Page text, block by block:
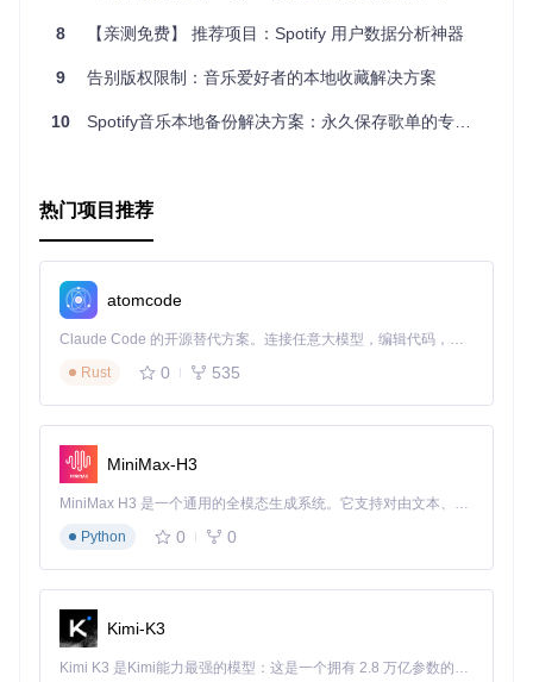
8 【亲测免费】 推荐项目：Spotify 用户数据分析神器
9 告别版权限制：音乐爱好者的本地收藏解决方案
10 Spotify音乐本地备份解决方案：永久保存歌单的专业指南
热门项目推荐
atomcode
Claude Code 的开源替代方案。连接任意大模型，编辑代码，运行命令，自动验证 — 全自动执行。用 Rust 构建，极致性能。 ｜ An open-source alternative to Claude Code. Connect any LLM, edit code, run commands, and verify changes — autonomously. Built in Rust for speed. Get Started
Rust
0 535
MiniMax-H3
MiniMax H3 是一个通用的全模态生成系统。它支持对由文本、图像、视频和音频组成的多模态上下文进行统一理解，并能生成分辨率高达 2K、时长可达 15 秒的带原生立体声音频的视频。得益于面向任务泛化的系统设计，H3 在预训练阶段就已具备广泛的多模态上下文理解与生成能力，能够出色地执行复杂的多模态指令。
Python
0 0
Kimi-K3
Kimi K3 是Kimi能力最强的模型：这是一个拥有 2.8 万亿参数的混合专家（MoE）模型，具备原生视觉理解能力，并支持 100 万 token 的上下文窗口。